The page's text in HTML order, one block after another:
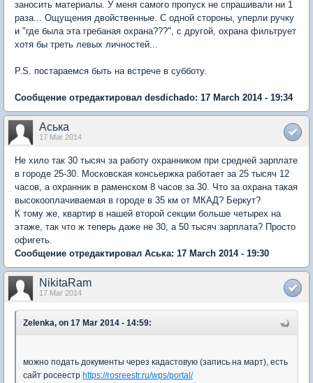
заносить материалы. У меня самого пропуск не спрашивали ни 1
раза... Ощущения двойственные. С одной стороны, уперли ручку
и "где была эта гребаная охрана???", с другой, охрана фильтрует
хотя бы треть левых личностей...
P.S. постараемся быть на встрече в субботу.
Сообщение отредактировал desdichado: 17 March 2014 - 19:34
Аська
17 Mar 2014
Не хило так 30 тысяч за работу охранником при средней зарплате
в городе 25-30. Московская консьержка работает за 25 тысяч 12
часов, а охранник в раменском 8 часов за 30. Что за охрана такая
высокооплачиваемая в городе в 35 км от МКАД? Беркут?
К тому же, квартир в нашей второй секции больше четырех на
этаже, так что ж теперь даже не 30, а 50 тысяч зарплата? Просто
офигеть.
Сообщение отредактировал Аська: 17 March 2014 - 19:30
NikitaRam
17 Mar 2014
Zelenka, on 17 Mar 2014 - 14:59:
можно подать документы через кадастовую (запись на март), есть
сайт росеестр https://rosreestr.ru/wps/portal/